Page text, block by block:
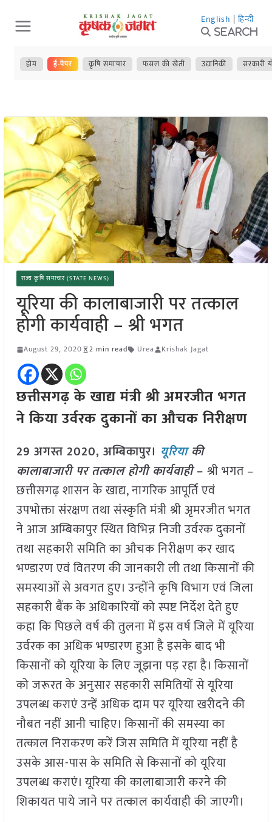
Skip
to
content
English | हिन्दी
Search
होम ई-पेपर कृषि समाचार फसल की खेती उद्यानिकी सरकारी
राज्य कृषि समाचार (STATE NEWS)
यूरिया की कालाबाजारी पर तत्काल
होगी कार्यवाही – श्री भगत
August 29, 2020 2 min read Urea Krishak Jagat
छत्तीसगढ़ के खाद्य मंत्री श्री अमरजीत भगत
ने किया उर्वरक दुकानों का औचक निरीक्षण
29 अगस्त 2020, अम्बिकापुर। यूरियाकी
कालाबाजारी पर तत्काल होगी कार्यवाही– श्री भगत –
छत्तीसगढ़ शासन के खाद्य, नागरिक आपूर्ति एवं
उपभोक्ता संरक्षण तथा संस्कृति मंत्री श्री अृमरजीत भगत
ने आज अम्बिकापुरस्थित विभिन्न निजी उर्वरक दुकानों
तथा सहकारी समिति का औचक निरीक्षण कर खाद
भण्डारण एवं वितरण की जानकारी ली तथा किसानों की
समस्याओं से अवगत हुए। उन्होंने कृषि विभाग एवं जिला
सहकारी बैंक के अधिकारियों को स्पष्ट निर्देश देते हुए
कहा कि पिछले वर्ष की तुलना में इस वर्ष जिले में यूरिया
उर्वरक का अधिक भण्डारण हुआ है इसके बाद भी
किसानों को यूरिया के लिए जूझना पड़ रहा है। किसानों
को जरूरत के अनुसार सहकारी समितियों से यूरिया
उपलब्ध कराएं उन्हें अधिक दाम पर यूरिया खरीदने की
नौबत नहीं आनी चाहिए। किसानों की समस्या का
तत्काल निराकरण करें जिस समिति में यूरिया नहीं है
उसके आस-पास के समिति से किसानों को यूरिया
उपलब्ध कराएं। यूरिया की कालाबाजारी करने की
शिकायत पाये जाने पर तत्काल कार्यवाही की जाएगी।